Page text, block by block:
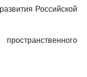
Российской